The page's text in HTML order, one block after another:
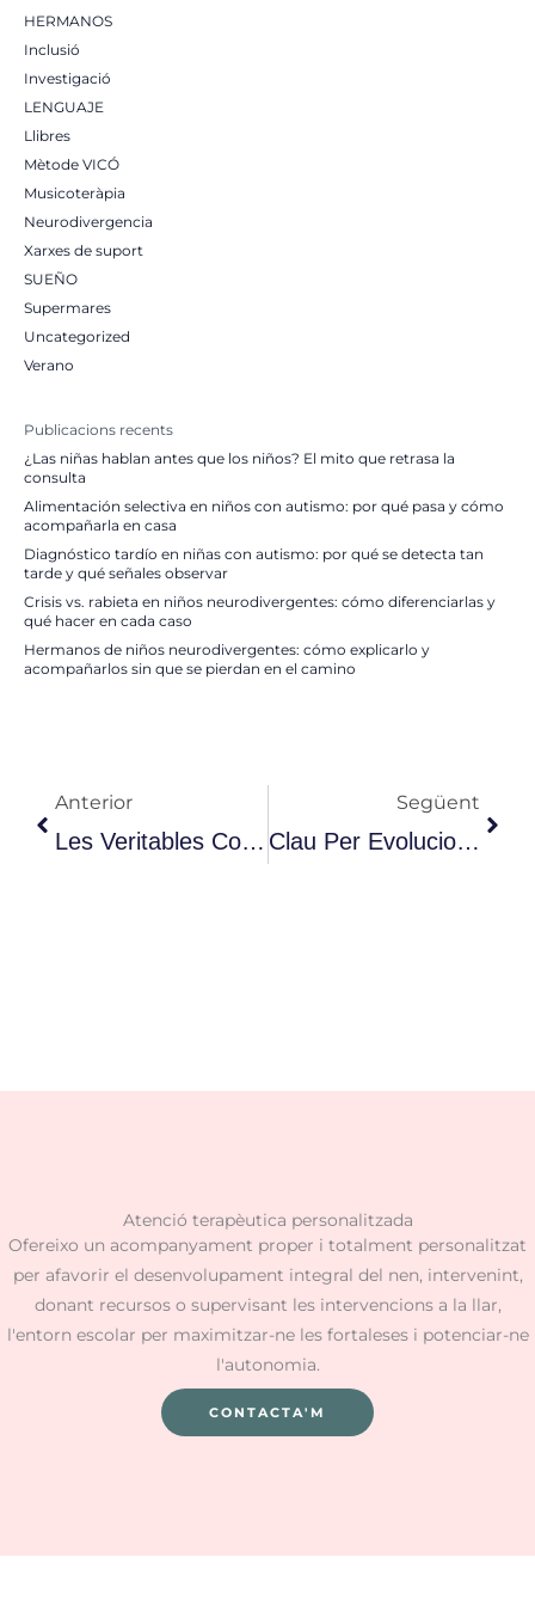
HERMANOS
Inclusió
Investigació
LENGUAJE
Llibres
Mètode VICÓ
Musicoteràpia
Neurodivergencia
Xarxes de suport
SUEÑO
Supermares
Uncategorized
Verano
Publicacions recents
¿Las niñas hablan antes que los niños? El mito que retrasa la
consulta
Alimentación selectiva en niños con autismo: por qué pasa y cómo
acompañarla en casa
Diagnóstico tardío en niñas con autismo: por qué se detecta tan
tarde y qué señales observar
Crisis vs. rabieta en niños neurodivergentes: cómo diferenciarlas y
qué hacer en cada caso
Hermanos de niños neurodivergentes: cómo explicarlo y
acompañarlos sin que se pierdan en el camino
Anterior
Les Veritables Conseqüències Del Confinament Per A Nens Amb Discapacitat I Per A Les Famílies.
Següent
Clau Per Evolucionar Positivament Amb Nens Sensorials I Conductuals.
Atenció terapèutica personalitzada
Ofereixo un acompanyament proper i totalment personalitzat
per afavorir el desenvolupament integral del nen, intervenint,
donant recursos o supervisant les intervencions a la llar,
l'entorn escolar per maximitzar-ne les fortaleses i potenciar-ne
l'autonomia.
CONTACTA'M